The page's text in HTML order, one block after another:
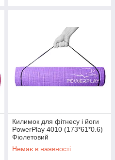
Килимок для фітнесу і йоги
PowerPlay 4010 (173*61*0.6)
Фіолетовий
Немає в наявності